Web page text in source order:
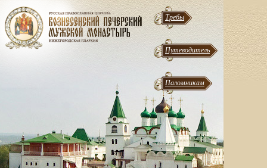
Требы
Путеводитель
Паломникам